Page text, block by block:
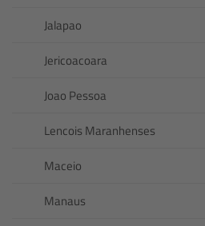
Jalapao
Jericoacoara
Joao Pessoa
Lencois Maranhenses
Maceio
Manaus